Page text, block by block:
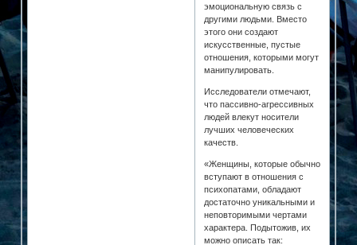
эмоциональную связь с
другими людьми. Вместо
этого они создают
искусственные, пустые
отношения, которыми могут
манипулировать.
Исследователи отмечают,
что пассивно-агрессивных
людей влекут носители
лучших человеческих
качеств.
«Женщины, которые обычно
вступают в отношения с
психопатами, обладают
достаточно уникальными и
неповторимыми чертами
характера. Подытожив, их
можно описать так: